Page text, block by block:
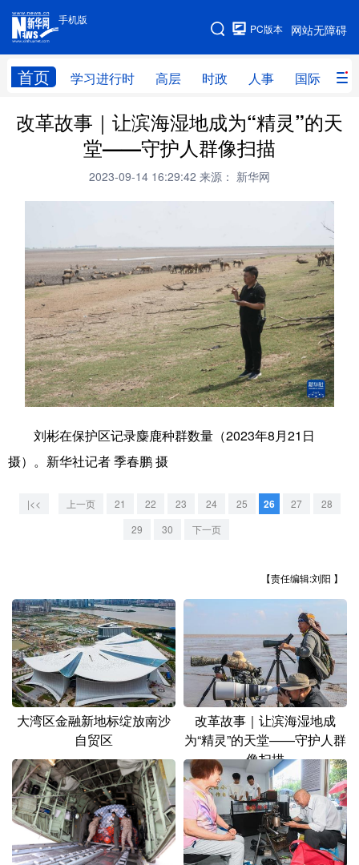
手机版
网站无障碍
PC版本
首页 学习进行时 高层 时政 人事 国际 财
手机版
网站地图
学习进行时 高层 时政 人事
财经 网评
全球连线
文化 书画 健康 军事
访谈 视频 图片 政务
法律 中央文件 金融 汽车
食品 人居 信息化 数字经济
学术中国 乡村振兴 银龄 溯源中国
彩票 娱乐
北京 天津 山西
辽宁 吉林 上海 江苏
浙江 安徽 福建 江西
山东 河南 湖北 湖南
广东 广西 海南 重庆
四川 贵州 云南 西藏
陕西 甘肃 青海 宁夏
新疆 内蒙古 黑龙江
改革故事｜让滨海湿地成为“精灵”的天
堂——守护人群像扫描
2023-09-14 16:29:42 来源： 新华网
刘彬在保护区记录麋鹿种群数量（2023年8月21日
摄）。新华社记者 季春鹏 摄
|<< 上一页 21 22 23 24 25 26 27
28
29
30 下一页
【责任编辑:刘阳 】
大湾区金融新地标绽放南沙
自贸区
改革故事｜让滨海湿地成
为“精灵”的天堂——守护人群
像扫描